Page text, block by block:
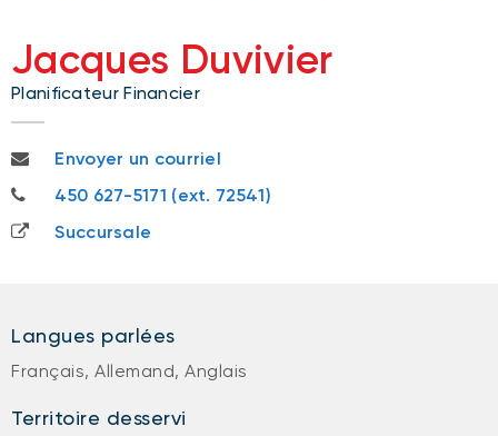
Jacques Duvivier
Planificateur Financier
jacques.duvivier@bnc.ca
Envoyer un courriel
450 627-5171
450 627-5171 (ext. 72541)
Succursale
Langues parlées
Français, Allemand, Anglais
Territoire desservi